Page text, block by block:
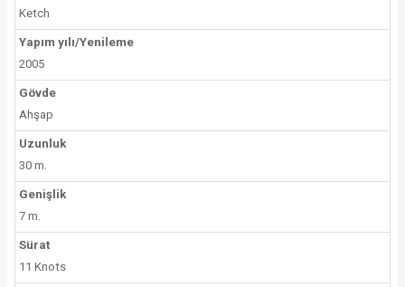
Ketch
Yapım yılı/Yenileme
2005
Gövde
Ahşap
Uzunluk
30 m.
Genişlik
7 m.
Sürat
11 Knots